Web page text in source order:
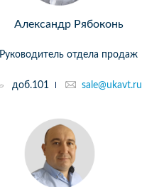
Александр Рябоконь
Руководитель отдела продаж
доб.101 sale@ukavt.ru